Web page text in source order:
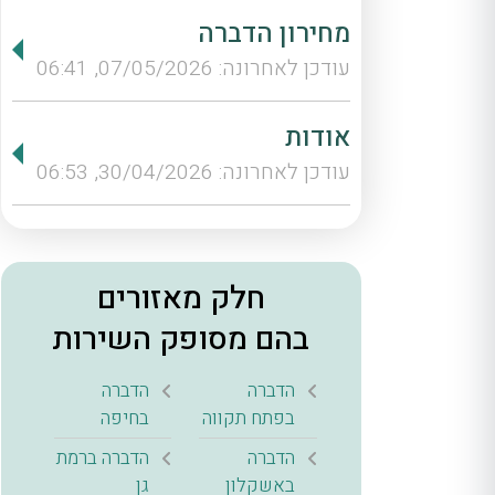
מחירון הדברה
עודכן לאחרונה: 07/05/2026, 06:41
אודות
עודכן לאחרונה: 30/04/2026, 06:53
חלק מאזורים
בהם מסופק השירות
הדברה
בפתח תקווה
הדברה
בחיפה
הדברה
באשקלון
הדברה ברמת
גן